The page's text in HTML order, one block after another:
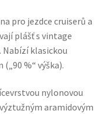
pro jezdce cruiserů a
plášť s vintage
klasickou
%“ výška).
nylonovou
aramidovým